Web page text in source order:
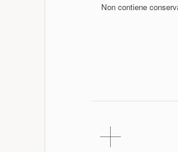
Non contiene